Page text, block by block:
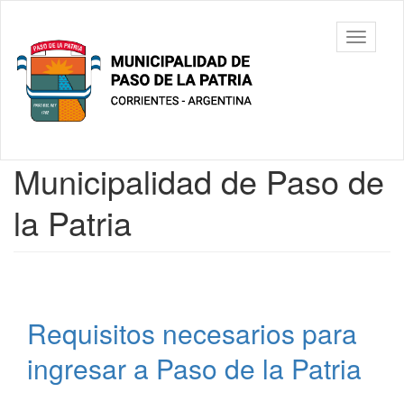
contenido
principal
Municipalidad
de Paso De
La Patria
barra
Contenido
principal
Municipalidad de Paso de
la Patria
Requisitos necesarios para
ingresar a Paso de la Patria